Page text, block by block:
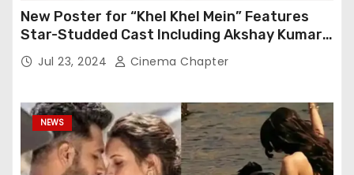
New Poster for “Khel Khel Mein” Features
Star-Studded Cast Including Akshay Kumar,
Taapsee Pannu, Fardeen Khan, and More
Jul 23, 2024 Cinema Chapter
NEWS